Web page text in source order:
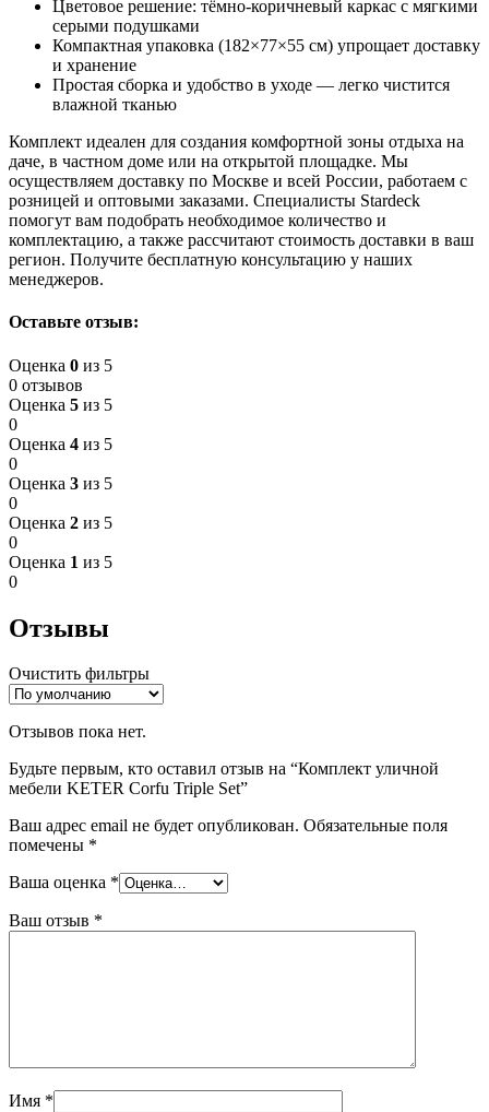
Цветовое решение: тёмно-коричневый каркас с мягкими
серыми подушками
Компактная упаковка (182×77×55 см) упрощает доставку
и хранение
Простая сборка и удобство в уходе — легко чистится
влажной тканью
Комплект идеален для создания комфортной зоны отдыха на
даче, в частном доме или на открытой площадке. Мы
осуществляем доставку по Москве и всей России, работаем с
розницей и оптовыми заказами. Специалисты Stardeck
помогут вам подобрать необходимое количество и
комплектацию, а также рассчитают стоимость доставки в ваш
регион. Получите бесплатную консультацию у наших
менеджеров.
Оставьте отзыв:
Оценка 0 из 5
0 отзывов
Оценка 5 из 5
0
Оценка 4 из 5
0
Оценка 3 из 5
0
Оценка 2 из 5
0
Оценка 1 из 5
0
Отзывы
Очистить фильтры
Отзывов пока нет.
Будьте первым, кто оставил отзыв на “Комплект уличной
мебели KETER Corfu Triple Set”
Ваш адрес email не будет опубликован. Обязательные поля
помечены *
Ваша оценка *
Ваш отзыв *
Имя *